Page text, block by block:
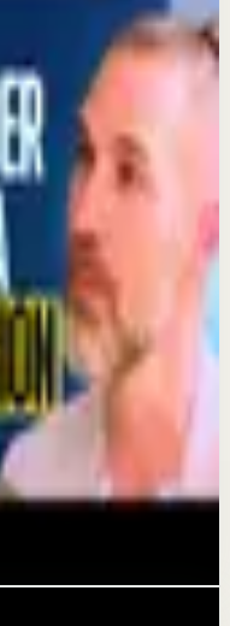
rico? #verdad
Cómo
con David